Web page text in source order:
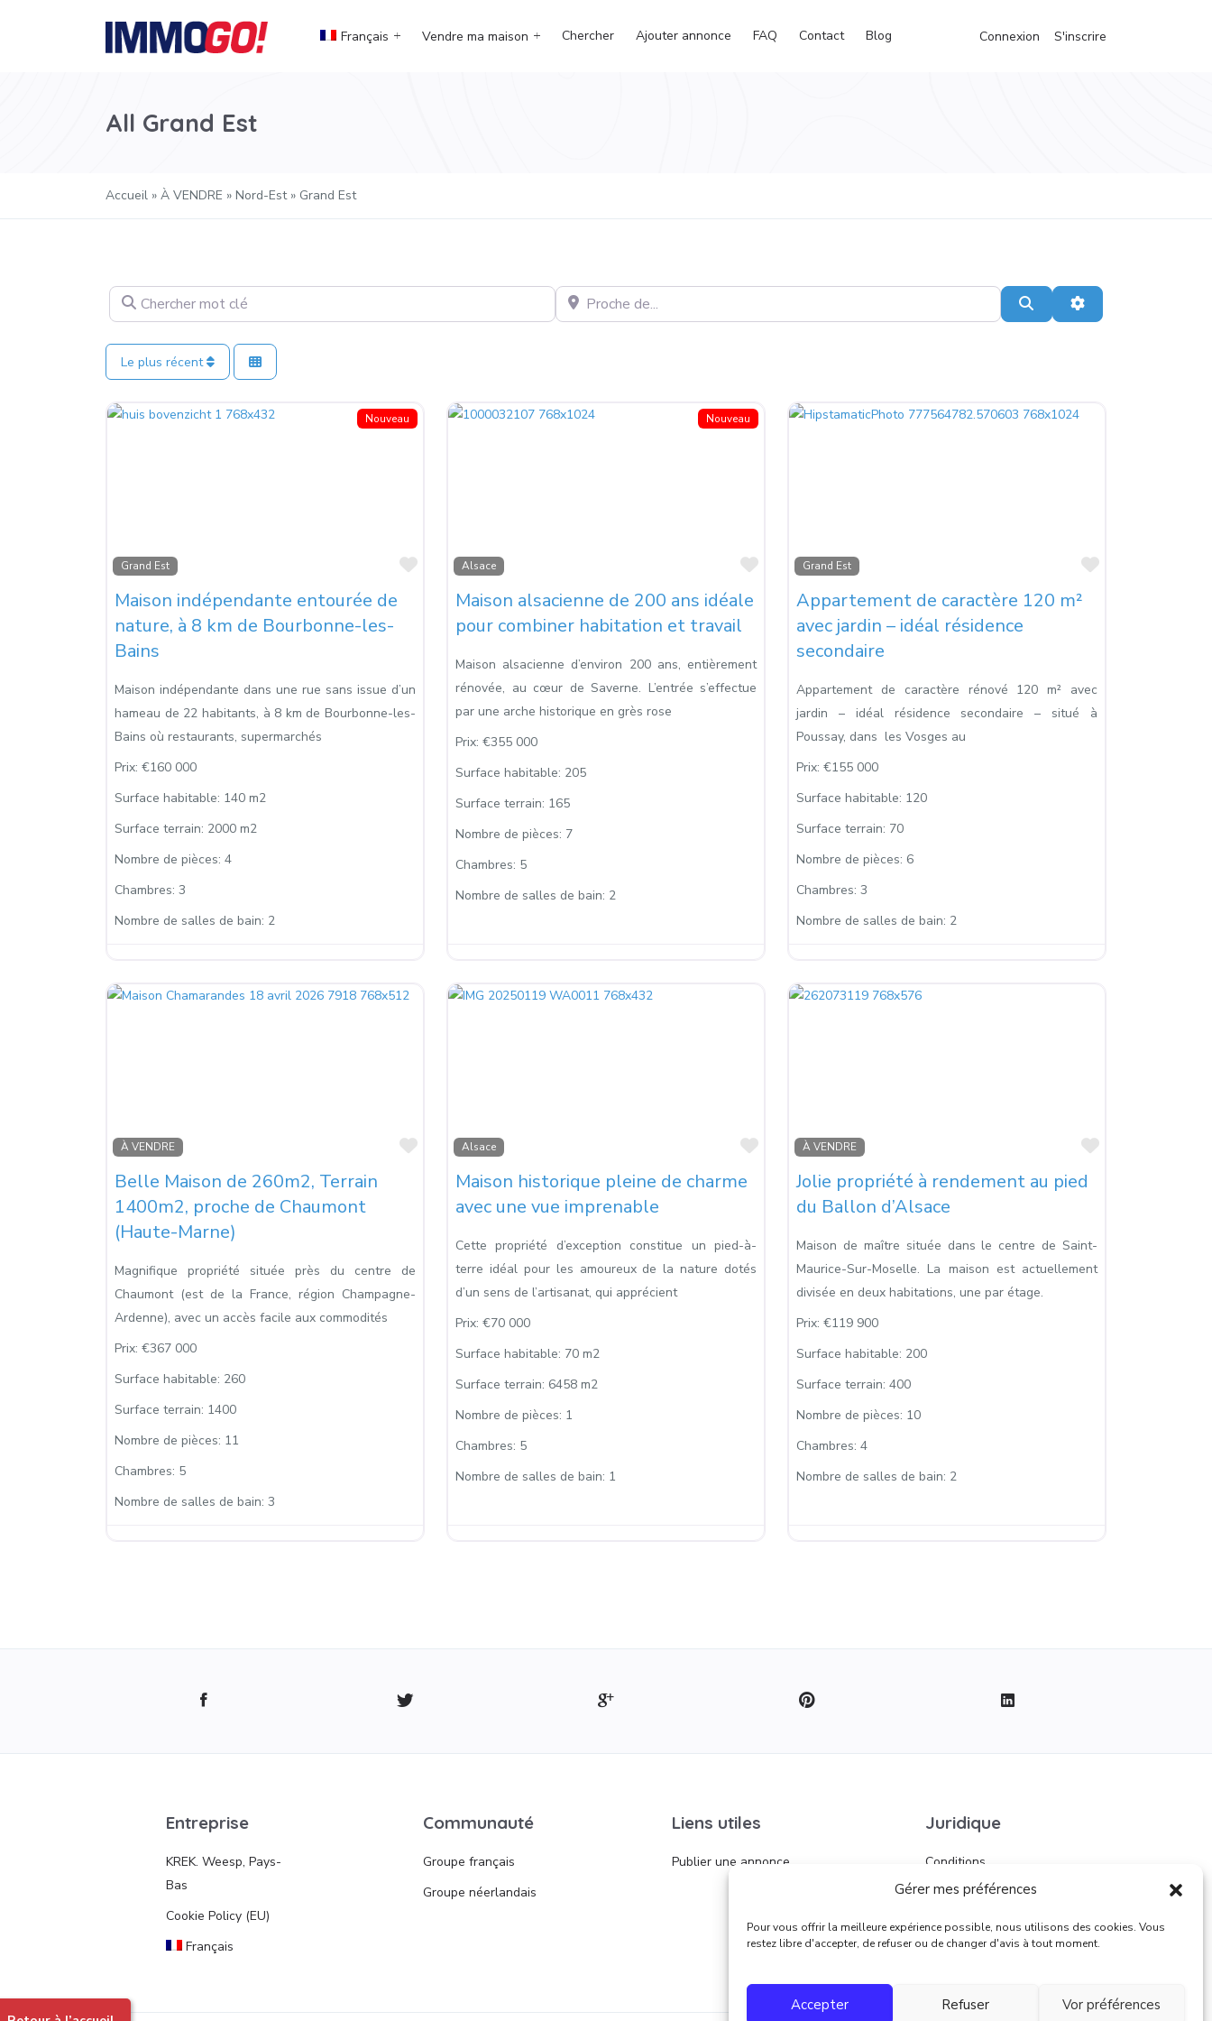
Gérer mes préférences
Pour vous offrir la meilleure expérience possible, nous utilisons des cookies. Vous
restez libre d'accepter, de refuser ou de changer d'avis à tout moment.
Accepter Refuser Vor préférences
Français Vendre ma maison Chercher Ajouter annonce FAQ Contact Blog Connexion S'inscrire
All Grand Est
Accueil » À VENDRE » Nord-Est» Grand Est
Chercher mot clé Proche de… RechercheAdvanced Filters
Le plus récent
Nouveau
Grand Est
Favoris
Maison indépendante entourée de
nature, à 8 km de Bourbonne-les-
Bains
Maison indépendante dans une rue sans issue d’un
hameau de 22 habitants, à 8 km de Bourbonne-les-
Bains où restaurants, supermarchés
Prix: €160 000
Surface habitable: 140 m2
Surface terrain: 2000 m2
Nombre de pièces: 4
Chambres: 3
Nombre de salles de bain: 2
Nouveau
Alsace
Favoris
Maison alsacienne de 200 ans idéale
pour combiner habitation et travail
Maison alsacienne d’environ 200 ans, entièrement
rénovée, au cœur de Saverne. L’entrée s’effectue
par une arche historique en grès rose
Prix: €355 000
Surface habitable: 205
Surface terrain: 165
Nombre de pièces: 7
Chambres: 5
Nombre de salles de bain: 2
Grand Est
Favoris
Appartement de caractère 120 m²
avec jardin – idéal résidence
secondaire
Appartement de caractère rénové 120 m² avec
jardin – idéal résidence secondaire – situé à
Poussay, dans les Vosges au
Prix: €155 000
Surface habitable: 120
Surface terrain: 70
Nombre de pièces: 6
Chambres: 3
Nombre de salles de bain: 2
À VENDRE
Favoris
Belle Maison de 260m2, Terrain
1400m2, proche de Chaumont
(Haute-Marne)
Magnifique propriété située près du centre de
Chaumont (est de la France, région Champagne-
Ardenne), avec un accès facile aux commodités
Prix: €367 000
Surface habitable: 260
Surface terrain: 1400
Nombre de pièces: 11
Chambres: 5
Nombre de salles de bain: 3
Alsace
Favoris
Maison historique pleine de charme
avec une vue imprenable
Cette propriété d’exception constitue un pied-à-
terre idéal pour les amoureux de la nature dotés
d’un sens de l’artisanat, qui apprécient
Prix: €70 000
Surface habitable: 70 m2
Surface terrain: 6458 m2
Nombre de pièces: 1
Chambres: 5
Nombre de salles de bain: 1
À VENDRE
Favoris
Jolie propriété à rendement au pied
du Ballon d’Alsace
Maison de maître située dans le centre de Saint-
Maurice-Sur-Moselle. La maison est actuellement
divisée en deux habitations, une par étage.
Prix: €119 900
Surface habitable: 200
Surface terrain: 400
Nombre de pièces: 10
Chambres: 4
Nombre de salles de bain: 2
Entreprise
KREK. Weesp, Pays-
Bas
Cookie Policy (EU)
Français
Communauté
Groupe français
Groupe néerlandais
Liens utiles
Publier une annonce
Juridique
Conditions
d’utilisation